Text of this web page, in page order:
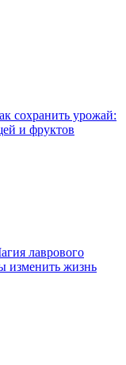
сохранить урожай:
и фруктов
лаврового
изменить жизнь